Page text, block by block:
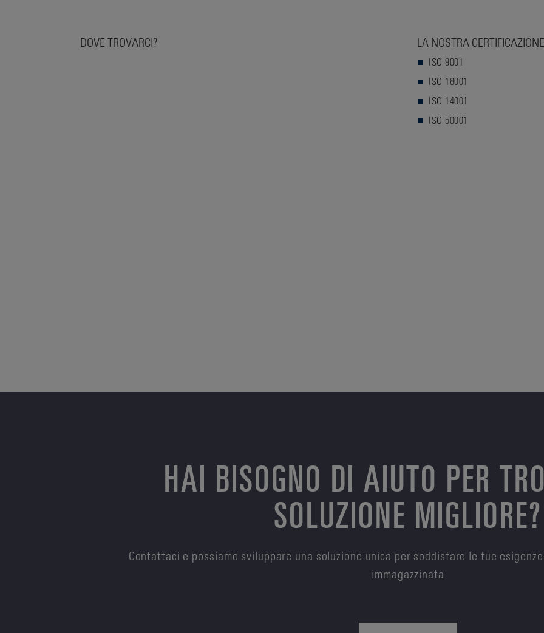
DOVE TROVARCI? LA NOSTRA CERTIFICAZIONE
ISO 9001
ISO 18001
ISO 14001
ISO 50001
HAI BISOGNO DI AIUTO PER
SOLUZIONE MIGLIORE?
Contattaci e possiamo sviluppare una soluzione unica per soddisfare le tue
immagazzinata